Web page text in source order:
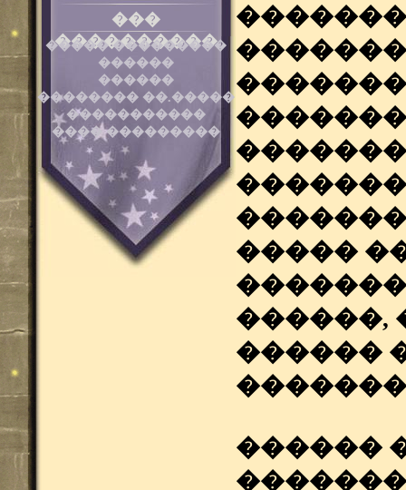
�����
������,
������
������
���
����������
����� ���������
������
������
�������� ��.�����
�����������
���� ���������